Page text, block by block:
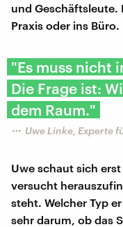
und Geschäftsleute.
Praxis oder ins Büro.
"Es muss nicht
Die Frage ist:
dem Raum."
Uwe Linke, Experte
Uwe schaut sich
versucht
steht. Welcher Typ
sehr darum, ob das